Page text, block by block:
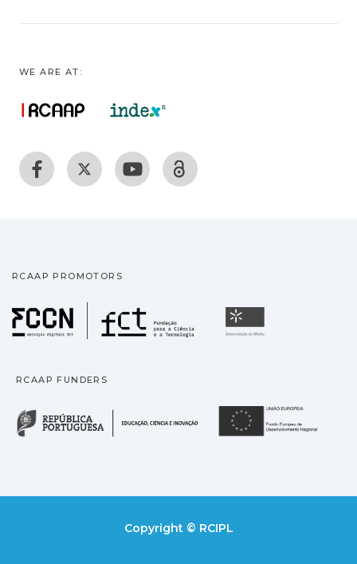
WE ARE AT:
RCAAP PROMOTORS
Fundação para a
RCAAP FUNDERS
República Portuguesa
Copyright © RCIPL